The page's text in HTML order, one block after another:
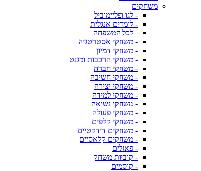
משחקים
- לגו ופליימוביל
- לומדים אנגלית
- לכל המשפחה
- משחקי אסטרטגיה
- משחקי דמיון
- משחקי הרכבות ומגנט
- משחקי חברה
- משחקי חשיבה
- משחקי יצירה
- משחקי למידה
- משחקי נשיאה
- משחקי פעולה
- משחקי קלפים
- משחקים דידקטיים
- משחקים קלאסיים
- פאזלים
- קוביות משחק
- קוסמים